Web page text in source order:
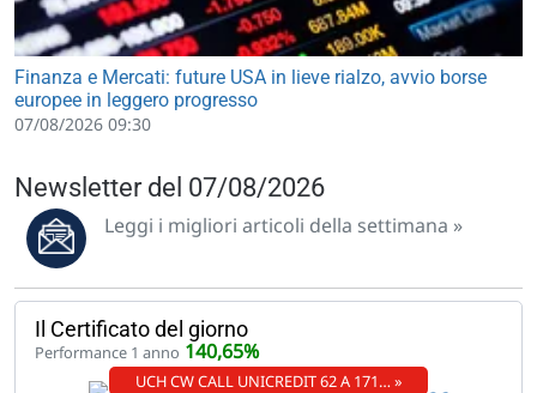
Finanza e Mercati: future USA in lieve rialzo, avvio borse
europee in leggero progresso
07/08/2026 09:30
Newsletter del 07/08/2026
Leggi i migliori articoli della settimana »
Il Certificato del giorno
Performance 1 anno 140,65%
UCH CW CALL UNICREDIT 62 A 171… »